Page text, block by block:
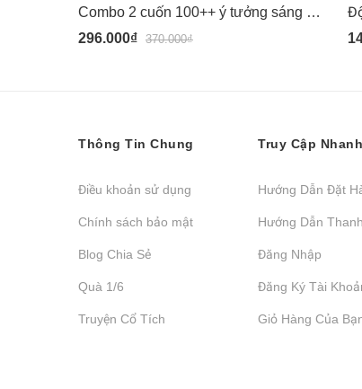
Combo 2 cuốn 100++ ý tưởng sáng tạo vẽ tranh bằng vân tay: Động Vật Quanh Em + Đại Dương - Đinh Tị
296.000₫ 370.000₫
Thông Tin Chung
Điều khoản sử dụng
Chính sách bảo mật
Blog Chia Sẻ
Quà 1/6
Truyện Cổ Tích
Truy Cập Nhanh
Hướng Dẫn Đặt
Hướng Dẫn
Đăng Nhập
Đăng Ký Tài
Giỏ Hàng Của